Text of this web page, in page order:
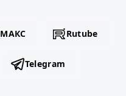
МАКС Rutube
Telegram